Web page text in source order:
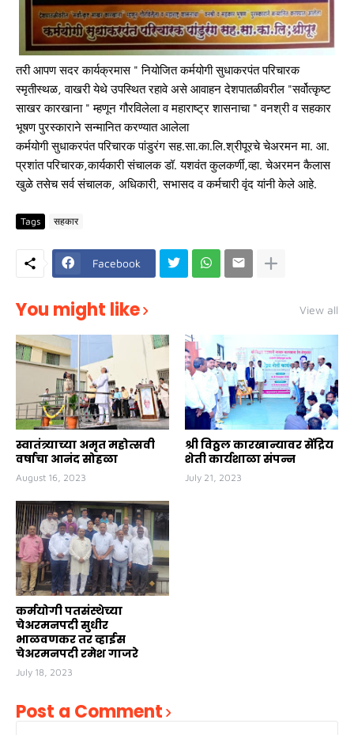
तरी आपण सदर कार्यक्रमास " नियोजित कर्मयोगी सुधाकरपंत परिचारक
स्मृतीस्थळ, वाखरी येथे उपस्थित रहावे असे आवाहन देशपातळीवरील "सर्वोत्कृष्ट
साखर कारखाना " म्हणून गौरविलेला व महाराष्ट्र शासनाचा " वनश्री व सहकार
भूषण पुरस्काराने सन्मानित करण्यात आलेला
कर्मयोगी सुधाकरपंत परिचारक पांडुरंग सह.सा.का.लि.श्रीपूरचे चेअरमन मा. आ.
प्रशांत परिचारक,कार्यकारी संचालक डॉ. यशवंत कुलकर्णी,व्हा. चेअरमन कैलास
खुळे तसेच सर्व संचालक, अधिकारी, सभासद व कर्मचारी वृंद यांनी केले आहे.
Tags सहकार
Facebook
You might like View all
स्वातंत्र्याच्या अमृत महोत्सवी
वर्षाचा आनंद सोहळा
August 16, 2023
श्री विठ्ठल कारखान्यावर सेंद्रिय
शेती कार्यशाळा संपन्न
July 21, 2023
कर्मयोगी पतसंस्थेच्या
चेअरमनपदी सुधीर
भाळवणकर तर व्हाईस
चेअरमनपदी रमेश गाजरे
July 18, 2023
Post a Comment